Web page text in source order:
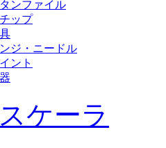
ンファイル
ップ
ジ・ニードル
ント
ケーラ